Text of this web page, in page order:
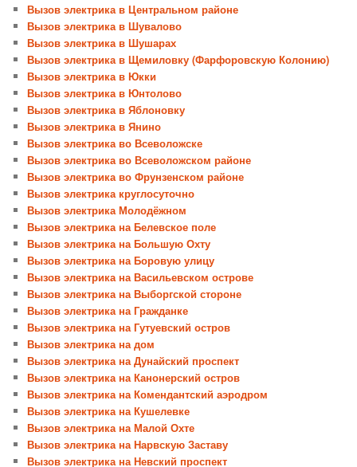
Вызов электрика в Центральном районе
Вызов электрика в Шувалово
Вызов электрика в Шушарах
Вызов электрика в Щемиловку (Фарфоровскую Колонию)
Вызов электрика в Юкки
Вызов электрика в Юнтолово
Вызов электрика в Яблоновку
Вызов электрика в Янино
Вызов электрика во Всеволожске
Вызов электрика во Всеволожском районе
Вызов электрика во Фрунзенском районе
Вызов электрика круглосуточно
Вызов электрика Молодёжном
Вызов электрика на Белевское поле
Вызов электрика на Большую Охту
Вызов электрика на Боровую улицу
Вызов электрика на Васильевском острове
Вызов электрика на Выборгской стороне
Вызов электрика на Гражданке
Вызов электрика на Гутуевский остров
Вызов электрика на дом
Вызов электрика на Дунайский проспект
Вызов электрика на Канонерский остров
Вызов электрика на Комендантский аэродром
Вызов электрика на Кушелевке
Вызов электрика на Малой Охте
Вызов электрика на Нарвскую Заставу
Вызов электрика на Невский проспект